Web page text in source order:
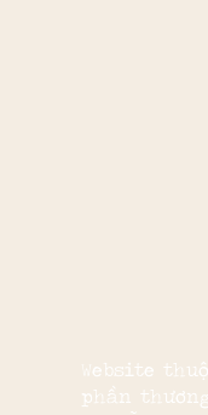
Website
phần